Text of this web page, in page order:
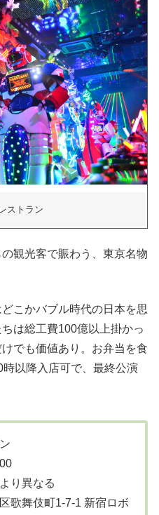
ストラン
観光客で賑わう、東京名物
こかバブル時代の日本を思
は総工費100億以上掛かっ
でも価値あり。お弁当を食
以降入店可で、最終公演
り異なる
歌舞伎町1-7-1 新宿ロボ